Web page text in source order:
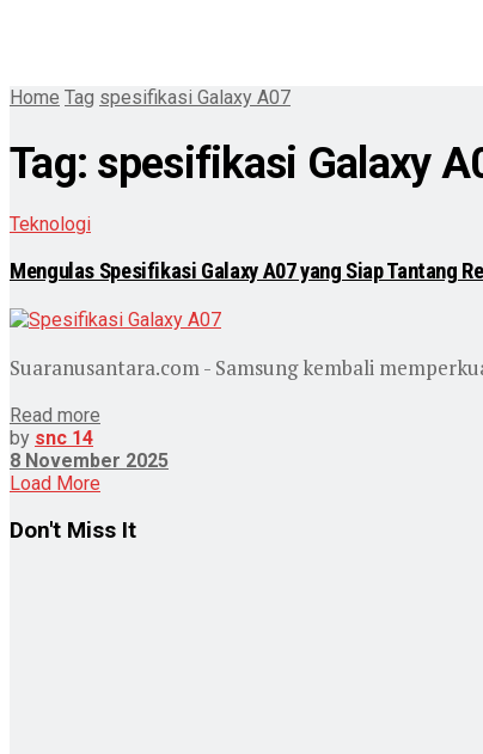
Home Tag spesifikasi Galaxy A07
Tag: spesifikasi Galaxy
Teknologi
Mengulas Spesifikasi Galaxy A07 yang Siap Tantang
Suaranusantara.com - Samsung kembali
Read more
by snc 14
8 November 2025
Load More
Don't Miss It